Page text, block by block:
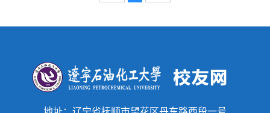
源有限责任公司化工分公司...